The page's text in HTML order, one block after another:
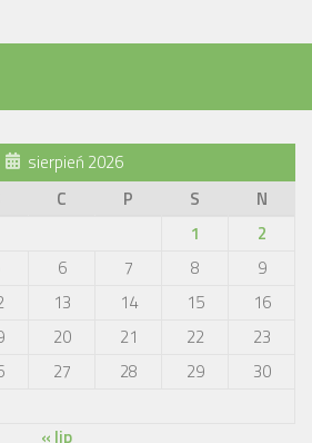
sierpień 2026
C P S
N
1
2
6 7 8
9
13 14 15
16
20 21 22
23
27 28 29
30
« lip